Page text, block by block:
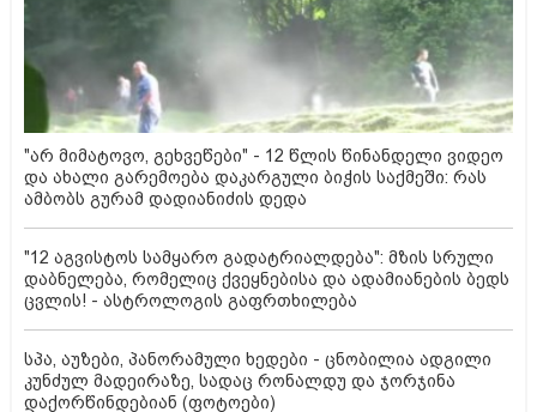
"არ მიმატოვო, გეხვეწები" - 12 წლის წინანდელი ვიდეო
და ახალი გარემოება დაკარგული ბიჭის საქმეში: რას
ამბობს გურამ დადიანიძის დედა
"12 აგვისტოს სამყარო გადატრიალდება": მზის სრული
დაბნელება, რომელიც ქვეყნებისა და ადამიანების ბედს
ცვლის! - ასტროლოგის გაფრთხილება
სპა, აუზები, პანორამული ხედები - ცნობილია ადგილი
კუნძულ მადეირაზე, სადაც რონალდუ და ჯორჯინა
დაქორწინდებიან (ფოტოები)